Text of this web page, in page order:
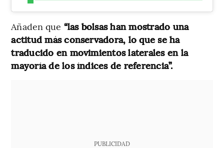
Añaden que “las bolsas han mostrado una
actitud más conservadora, lo que se ha
traducido en movimientos laterales en la
mayoría de los índices de referencia”.
PUBLICIDAD